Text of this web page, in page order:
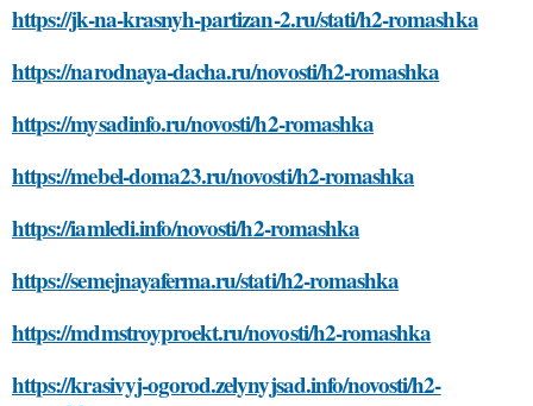
https://jk-na-krasnyh-partizan-2.ru/stati/h2-romashka
https://narodnaya-dacha.ru/novosti/h2-romashka
https://mysadinfo.ru/novosti/h2-romashka
https://mebel-doma23.ru/novosti/h2-romashka
https://iamledi.info/novosti/h2-romashka
https://semejnayaferma.ru/stati/h2-romashka
https://mdmstroyproekt.ru/novosti/h2-romashka
https://krasivyj-ogorod.zelynyjsad.info/novosti/h2-